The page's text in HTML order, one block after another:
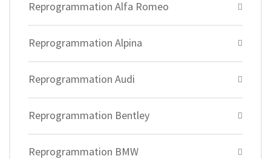
Reprogrammation Alfa Romeo
Reprogrammation Alpina
Reprogrammation Audi
Reprogrammation Bentley
Reprogrammation BMW